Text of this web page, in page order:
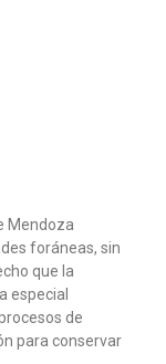
Mendoza
foráneas, sin
que la
especial
de
para conservar